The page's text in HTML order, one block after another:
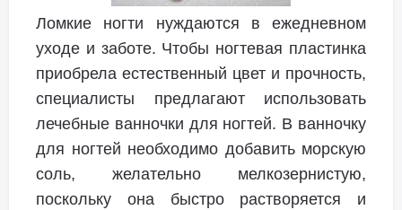
Ломкие ногти нуждаются в ежедневном
уходе и заботе. Чтобы ногтевая пластинка
приобрела естественный цвет и прочность,
специалисты предлагают использовать
лечебные ванночки для ногтей. В ванночку
для ногтей необходимо добавить морскую
соль, желательно мелкозернистую,
поскольку она быстро растворяется и